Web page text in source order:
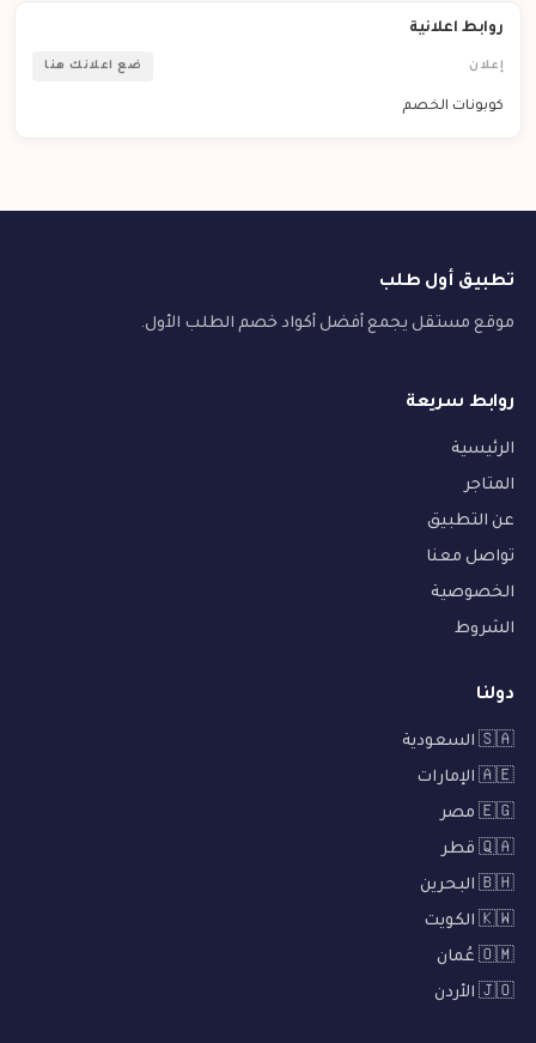
روابط اعلانية
إعلان ضع اعلانك هنا
كوبونات الخصم
تطبيق أول طلب
موقع مستقل يجمع أفضل أكواد خصم الطلب الأول.
روابط سريعة
الرئيسية
المتاجر
عن التطبيق
تواصل معنا
الخصوصية
الشروط
دولنا
🇸🇦 السعودية
🇦🇪 الإمارات
🇪🇬 مصر
🇶🇦 قطر
🇧🇭 البحرين
🇰🇼 الكويت
🇴🇲 عُمان
🇯🇴 الأردن